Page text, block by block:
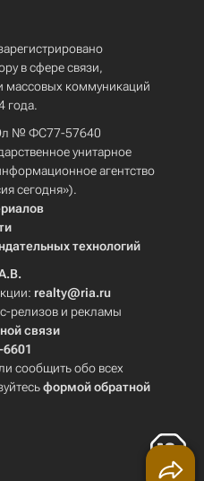
в сфере связи,
массовых коммуникаций
года.
Эл № ФС77-57640
унитарное
агентство
сегодня»).
технологий
realty@ria.ru
релизов и рекламы
связи
6601
сообщить обо всех
формой обратной